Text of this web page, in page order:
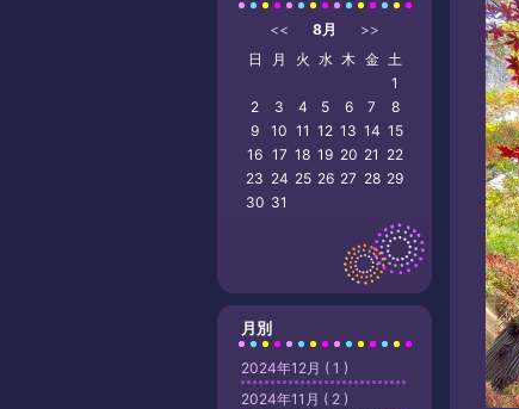
<< 8月
>>
日
月 火 水 木 金 土
1
2
3 4 5 6 7
8
9
10 11 12 13 14 15
16 17 18 19 20 21 22
23 24 25 26 27 28 29
30 31
月別
2024年12月 ( 1 )
2024年11月 ( 2 )